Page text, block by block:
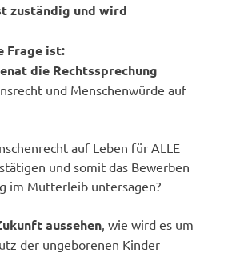
zuständig und wird
Frage ist:
die Rechtssprechung
und Menschenwürde auf
auf Leben für ALLE
und somit das Bewerben
im Mutterleib untersagen?
aussehen , wie wird es um
der ungeborenen Kinder